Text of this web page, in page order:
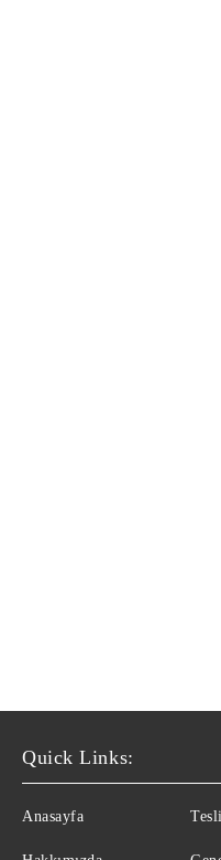
Quick Links:
Anasayfa